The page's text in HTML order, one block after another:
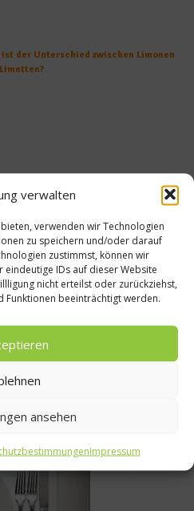
verwalten
verwenden wir Technologien
zu speichern und/oder darauf
zustimmst, können wir
IDs auf dieser Website
nicht erteilst oder zurückziehst,
Funktionen beeinträchtigt werden.
ansehen
Impressum
ist der Unterschied zwischen Limonen
News
Zweite
Berlin
5. August